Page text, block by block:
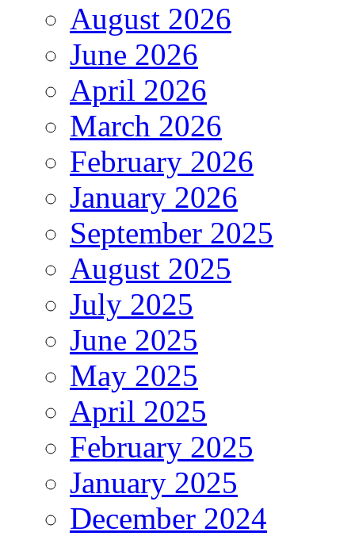
August 2026
June 2026
April 2026
March 2026
February 2026
January 2026
September 2025
August 2025
July 2025
June 2025
May 2025
April 2025
February 2025
January 2025
December 2024